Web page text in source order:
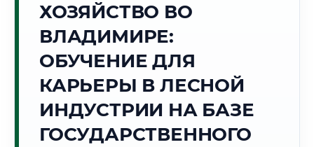
Точное местное время:
21:58:50
Четверг, 6 Августа
2026 г.
🌅 Восход:04:31 🌇 Закат:20:17
Световой день:15 ч. 46 мин.
ХОЗЯЙСТВО ВО
ВЛАДИМИРЕ:
ОБУЧЕНИЕ ДЛЯ
КАРЬЕРЫ В ЛЕСНОЙ
ИНДУСТРИИ НА БАЗЕ
ГОСУДАРСТВЕННОГО